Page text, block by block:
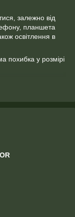
залежно від
планшета
освітлення в
похибка у розмірі